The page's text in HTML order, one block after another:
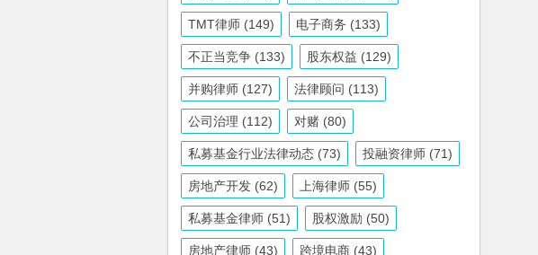
TMT律师 (149) 电子商务 (133)
不正当竞争 (133) 股东权益 (129)
并购律师 (127) 法律顾问 (113)
公司治理 (112) 对赌 (80)
私募基金行业法律动态 (73) 投融资律师 (71)
房地产开发 (62) 上海律师 (55)
私募基金律师 (51) 股权激励 (50)
房地产律师 (43) 跨境电商 (43)